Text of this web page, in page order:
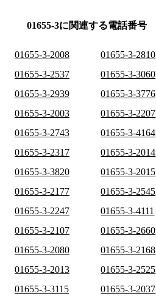
01655-3に関連する電話番号
01655-3-2008 01655-3-2810
01655-3-2537
01655-3-3060
01655-3-2939
01655-3-3776
01655-3-2003
01655-3-2207
01655-3-2743
01655-3-4164
01655-3-2317
01655-3-2014
01655-3-3820
01655-3-2015
01655-3-2177
01655-3-2545
01655-3-2247
01655-3-4111
01655-3-2107
01655-3-2660
01655-3-2080
01655-3-2168
01655-3-2013
01655-3-2525
01655-3-3115
01655-3-2037